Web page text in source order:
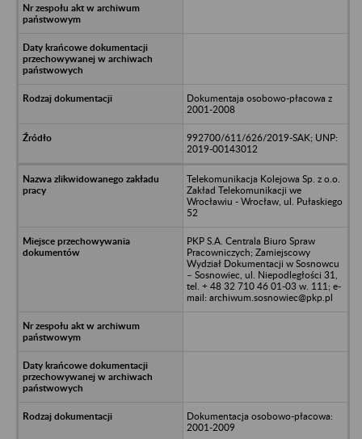
Dokumentaja osobowo-płacowa z
2001-2008
992700/611/626/2019-SAK; UNP:
2019-00143012
Telekomunikacja Kolejowa Sp. z o.o.
Zakład Telekomunikacji we
Wrocławiu - Wrocław, ul. Pułaskiego
52
PKP S.A. Centrala Biuro Spraw
Pracowniczych; Zamiejscowy
Wydział Dokumentacji w Sosnowcu
– Sosnowiec, ul. Niepodległości 31,
tel. + 48 32 710 46 01-03 w. 111; e-
mail: archiwum.sosnowiec@pkp.pl
Dokumentacja osobowo-płacowa:
2001-2009